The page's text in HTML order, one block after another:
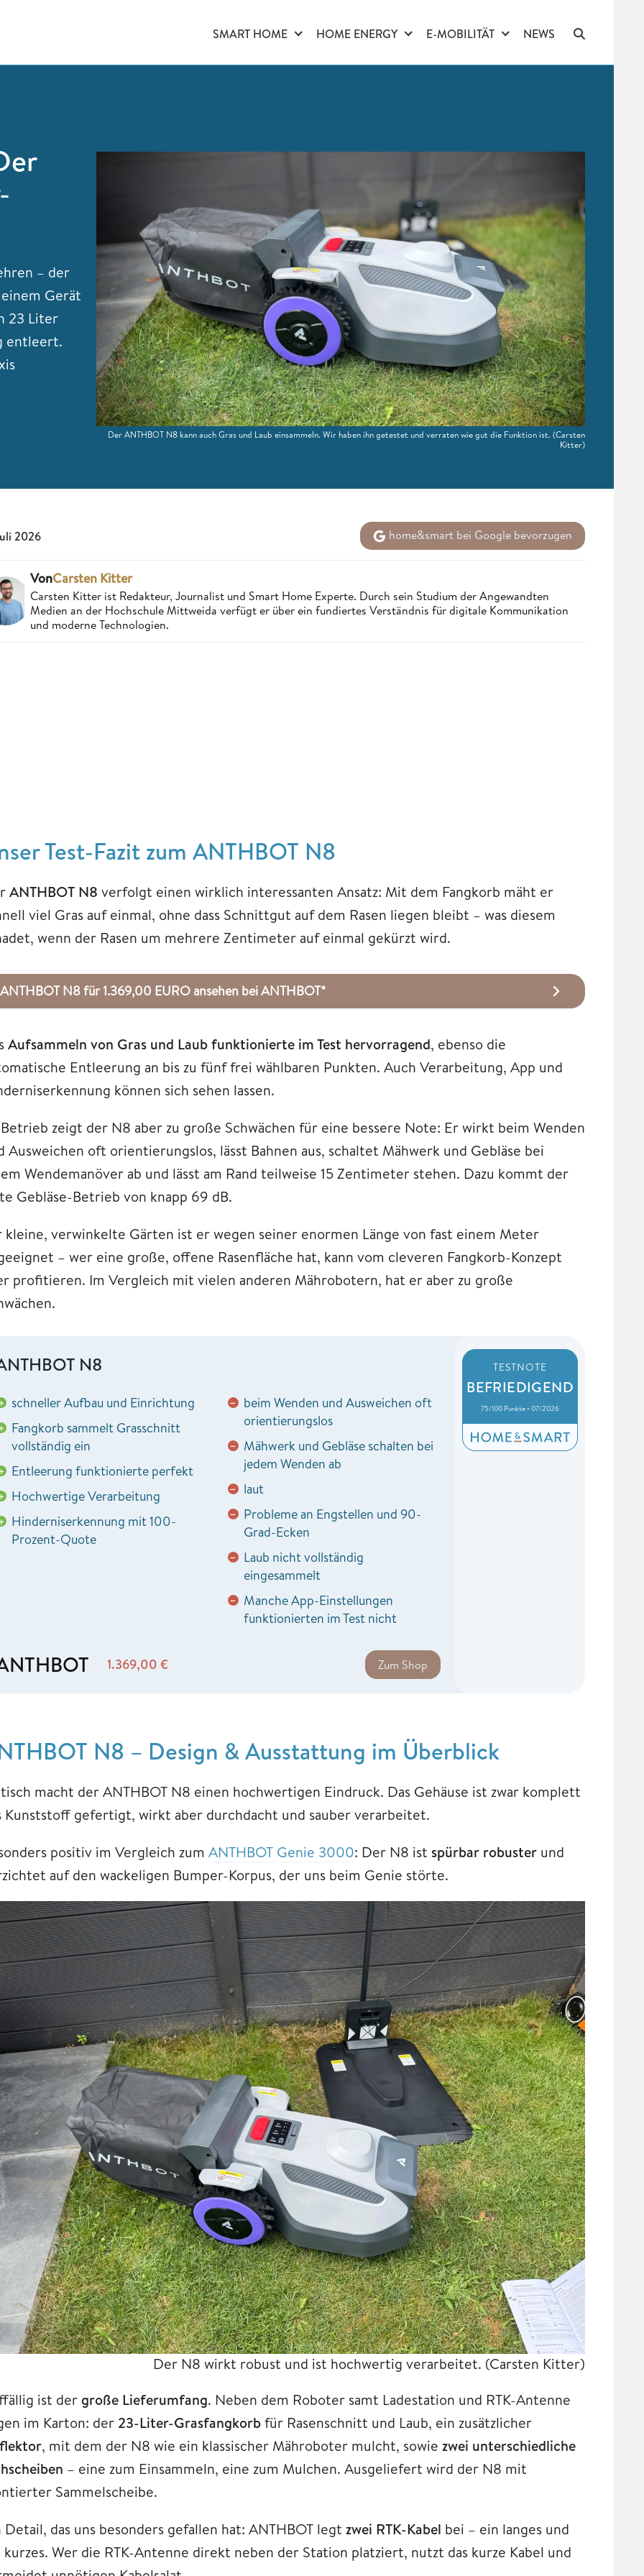
SMART HOME HOME ENERGY E-MOBILITÄT NEWS
– der
Gerät
23 Liter
entleert.
Der ANTHBOT N8 kann auch Gras und Laub einsammeln. Wir haben ihn getestet und verraten wie gut die Funktion ist.(Carsten
Kitter)
2026 home&smart bei Google bevorzugen
VonCarsten Kitter
Carsten Kitter ist Redakteur, Journalist und Smart Home Experte. Durch sein Studium der Angewandten
Medien an der Hochschule Mittweida verfügt er über ein fundiertes Verständnis für digitale Kommunikation
und moderne Technologien.
Test-Fazit zum ANTHBOT N8
ANTHBOT N8 verfolgt einen wirklich interessanten Ansatz: Mit dem Fangkorb mäht er
viel Gras auf einmal, ohne dass Schnittgut auf dem Rasen liegen bleibt – was diesem
wenn der Rasen um mehrere Zentimeter auf einmal gekürzt wird.
ANTHBOT N8 für 1.369,00 EURO ansehen bei ANTHBOT*
Aufsammeln von Gras und Laub funktionierte im Test hervorragend, ebenso die
Entleerung an bis zu fünf frei wählbaren Punkten. Auch Verarbeitung, App und
können sich sehen lassen.
zeigt der N8 aber zu große Schwächen für eine bessere Note: Er wirkt beim Wenden
Ausweichen oft orientierungslos, lässt Bahnen aus, schaltet Mähwerk und Gebläse bei
Wendemanöver ab und lässt am Rand teilweise 15 Zentimeter stehen. Dazu kommt der
Gebläse-Betrieb von knapp 69 dB.
kleine, verwinkelte Gärten ist er wegen seiner enormen Länge von fast einem Meter
– wer eine große, offene Rasenfläche hat, kann vom cleveren Fangkorb-Konzept
profitieren. Im Vergleich mit vielen anderen Mährobotern, hat er aber zu große
N8
schneller Aufbau und Einrichtung
Fangkorb sammelt Grasschnitt
vollständig ein
Entleerung funktionierte perfekt
Hochwertige Verarbeitung
Hinderniserkennung mit 100-
Prozent-Quote
− beim Wenden und Ausweichen oft
orientierungslos
− Mähwerk und Gebläse schalten bei
jedem Wenden ab
− laut
− Probleme an Engstellen und 90-
Grad-Ecken
− Laub nicht vollständig
eingesammelt
− Manche App-Einstellungen
funktionierten im Test nicht
1.369,00 € Zum Shop
TESTNOTE
BEFRIEDIGEND
75/100 Punkte • 07/2026
N8 – Design & Ausstattung im Überblick
macht der ANTHBOT N8 einen hochwertigen Eindruck. Das Gehäuse ist zwar komplett
Kunststoff gefertigt, wirkt aber durchdacht und sauber verarbeitet.
positiv im Vergleich zum ANTHBOT Genie 3000: Der N8 ist spürbar robuster und
auf den wackeligen Bumper-Korpus, der uns beim Genie störte.
Der N8 wirkt robust und ist hochwertig verarbeitet. (Carsten Kitter)
ist der große Lieferumfang. Neben dem Roboter samt Ladestation und RTK-Antenne
im Karton: der 23-Liter-Grasfangkorbfür Rasenschnitt und Laub, ein zusätzlicher
, mit dem der N8 wie ein klassischer Mähroboter mulcht, sowie zwei unterschiedliche
– eine zum Einsammeln, eine zum Mulchen. Ausgeliefert wird der N8 mit
Sammelscheibe.
Detail, das uns besonders gefallen hat: ANTHBOT legt zwei RTK-Kabel bei – ein langes und
kurzes. Wer die RTK-Antenne direkt neben der Station platziert, nutzt das kurze Kabel und